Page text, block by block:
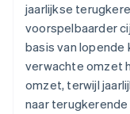
jaarlijkse
voorspelbaarder
basis van lopende
verwachte omzet
omzet, terwijl
naar